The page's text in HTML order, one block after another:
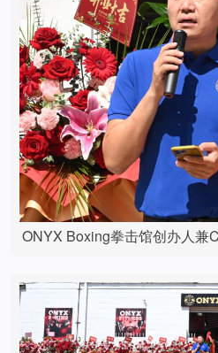
ONYX Boxing拳击馆创办人兼